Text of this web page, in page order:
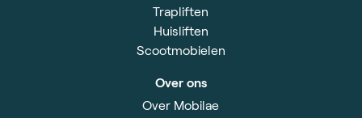
Trapliften
Huisliften
Scootmobielen
Over ons
Over Mobilae